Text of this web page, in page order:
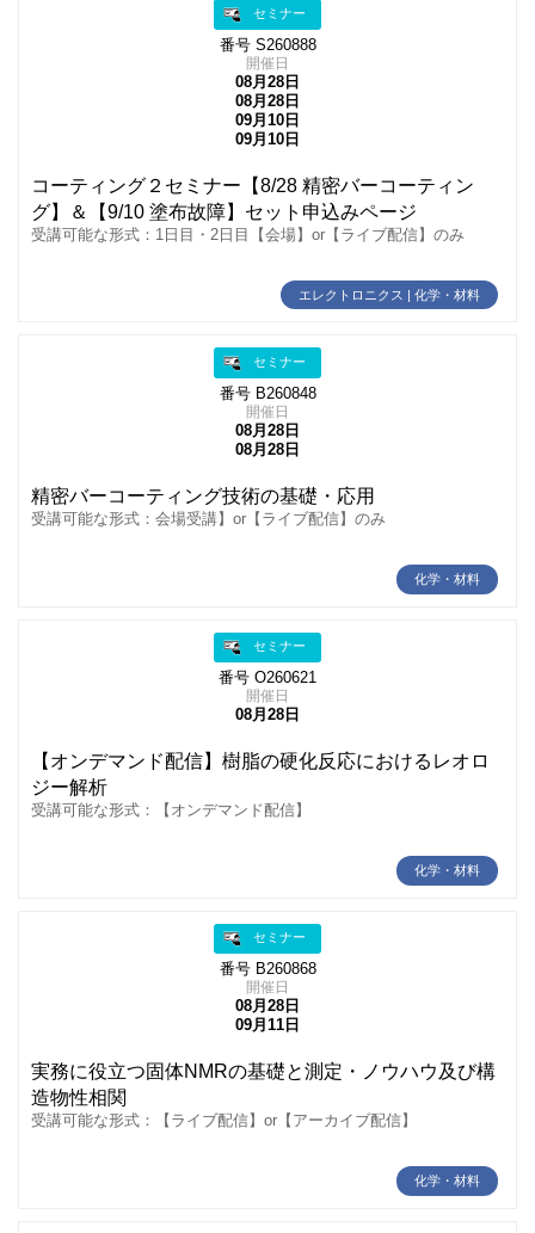
セミナー
番号 S260888
開催日
08月28日
08月28日
09月10日
09月10日
コーティング２セミナー【8/28 精密バーコーティン
グ】＆【9/10 塗布故障】セット申込みページ
受講可能な形式：1日目・2日目【会場】or【ライブ配信】のみ
エレクトロニクス | 化学・材料
セミナー
番号 B260848
開催日
08月28日
08月28日
精密バーコーティング技術の基礎・応用
受講可能な形式：会場受講】or【ライブ配信】のみ
化学・材料
セミナー
番号 O260621
開催日
08月28日
【オンデマンド配信】樹脂の硬化反応におけるレオロ
ジー解析
受講可能な形式：【オンデマンド配信】
化学・材料
セミナー
番号 B260868
開催日
08月28日
09月11日
実務に役立つ固体NMRの基礎と測定・ノウハウ及び構
造物性相関
受講可能な形式：【ライブ配信】or【アーカイブ配信】
化学・材料